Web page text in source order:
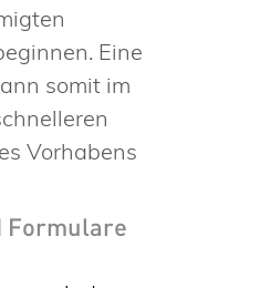
Eine
somit im
Vorhabens
Formulare